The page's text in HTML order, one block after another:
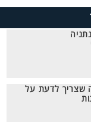
שצריך לדעת על